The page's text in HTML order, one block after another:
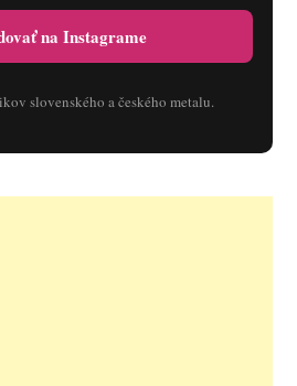
na Instagrame
slovenského a českého metalu.